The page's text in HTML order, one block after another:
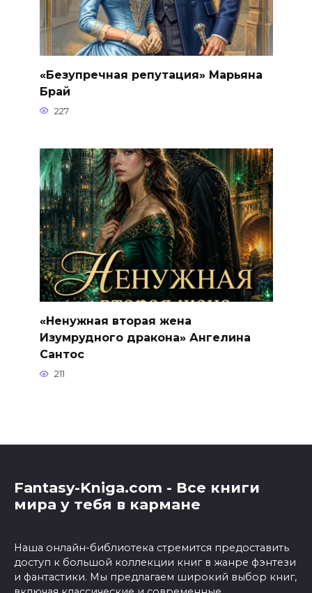
«Безупречная репутация» Марьяна
Брай
227
«Ненужная вторая жена
Изумрудного дракона» Ангелина
Сантос
211
Fantasy-Kniga.com - Все книги
мира у тебя в кармане
Наша онлайн-библиотека стремится предоставить
доступ к большой коллекции книг в жанре фэнтези
и фантастики. Мы предлагаем широкий выбор книг,